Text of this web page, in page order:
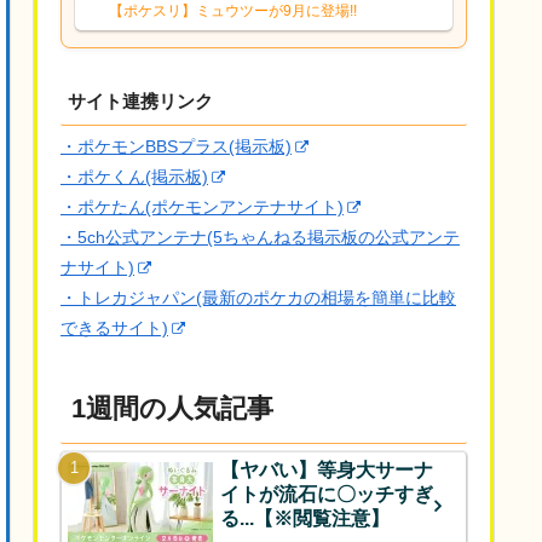
響は勉強になります。ありがとうござい
ますオイルはだいぶ強めのABBレントラ
ーいて芋の方が不安なんで1枚目にしよう
【ポケスリ】ミュウツーが9月に登場!!
サイト連携リンク
・ポケモンBBSプラス(掲示板)
・ポケくん(掲示板)
・ポケたん(ポケモンアンテナサイト)
・5ch公式アンテナ(5ちゃんねる掲示板の公式アンテ
ナサイト)
・トレカジャパン(最新のポケカの相場を簡単に比較
できるサイト)
1週間の人気記事
【ヤバい】等身大サーナ
イトが流石に〇ッチすぎ
る...【※閲覧注意】